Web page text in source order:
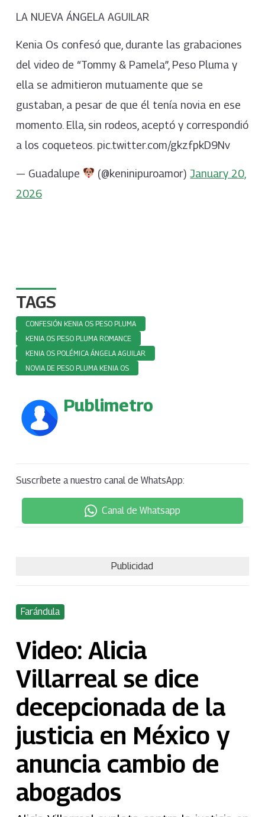
LA NUEVA ÁNGELA AGUILAR
Kenia Os confesó que, durante las grabaciones
del video de “Tommy & Pamela”, Peso Pluma y
ella se admitieron mutuamente que se
gustaban, a pesar de que él tenía novia en ese
momento. Ella, sin rodeos, aceptó y correspondió
a los coqueteos. pic.twitter.com/gkzfpkD9Nv
— Guadalupe (@keninipuroamor)January 20,
2026
TAGS
CONFESIÓN KENIA OS PESO PLUMA
KENIA OS PESO PLUMA ROMANCE
KENIA OS POLÉMICA ÁNGELA AGUILAR
NOVIA DE PESO PLUMA KENIA OS
Publimetro
Suscríbete a nuestro canal de WhatsApp:
Canal de Whatsapp
Publicidad
Farándula
Video: Alicia
Villarreal se dice
decepcionada de la
justicia en México y
anuncia cambio de
abogados